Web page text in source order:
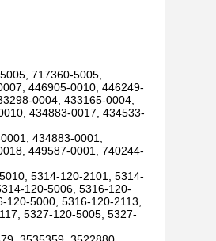
717360-5005,
446905-0010, 446249-
0004, 433165-0004,
434883-0017, 434533-
434883-0001,
449587-0001, 740244-
5314-120-2101, 5314-
120-5006, 5316-120-
5000, 5316-120-2113,
5327-120-5005, 5327-